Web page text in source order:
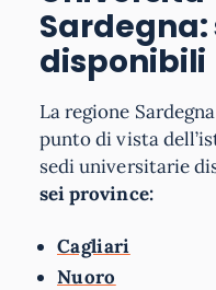
Sardegna:
disponibili
La regione
punto di vista
sedi universitarie
sei province:
Cagliari
Nuoro